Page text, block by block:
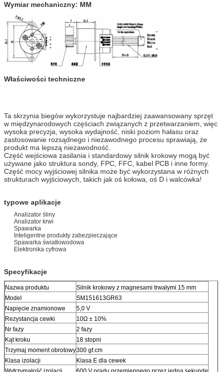
Wymiar mechaniczny: MM
Właściwości techniczne
Ta skrzynia biegów wykorzystuje najbardziej zaawansowany sprzęt
w międzynarodowych częściach związanych z przetwarzaniem, więc
wysoka precyzja, wysoka wydajność, niski poziom hałasu oraz
zastosowanie rozsądnego i niezawodnego procesu sprawiają, że
produkt ma lepszą niezawodność.
Część wejściowa zasilania i standardowy silnik krokowy mogą być
używane jako struktura sondy, FPC, FFC, kabel PCB i inne formy.
Część mocy wyjściowej silnika może być wykorzystana w różnych
strukturach wyjściowych, takich jak oś kołowa, oś D i walcówka!
typowe aplikacje
Analizator śliny
Analizator krwi
Spawarka
Inteligentne produkty zabezpieczające
Spawarka światłowodowa
Elektronika cyfrowa
Specyfikacje
Nazwa produktu
Silnik krokowy z magnesami trwałymi 15 mm
Model
SM151613GR63
Napięcie znamionowe
5,0 V
Rezystancja cewki
10Ω ± 10%
Nr fazy
2 fazy
Kąt kroku
18 stopni
Trzymaj moment obrotowy300 gf.cm
Klasa izolacji
Klasa E dla cewek